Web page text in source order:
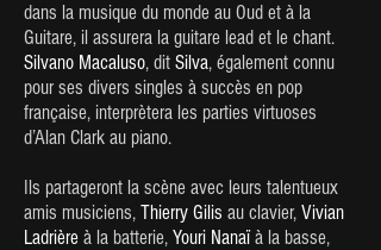
dans la musique du monde au Oud et à la
Guitare, il assurera la guitare lead et le chant.
Silvano Macaluso, dit Silva, également connu
pour ses divers singles à succès en pop
française, interprètera les parties virtuoses
d’Alan Clark au piano.
Ils partageront la scène avec leurs talentueux
amis musiciens, Thierry Gilis au clavier, Vivian
Ladrière à la batterie, Youri Nanaïà la basse,